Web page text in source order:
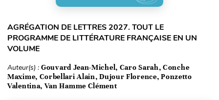
AGRÉGATION DE LETTRES 2027. TOUT LE
PROGRAMME DE LITTÉRATURE FRANÇAISE EN UN
VOLUME
Auteur(s) : Gouvard Jean-Michel, Caro Sarah, Conche
Maxime, Corbellari Alain, Dujour Florence, Ponzetto
Valentina, Van Hamme Clément